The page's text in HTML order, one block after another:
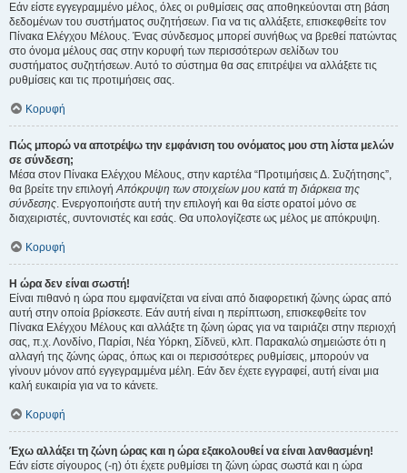
Εάν είστε εγγεγραμμένο μέλος, όλες οι ρυθμίσεις σας αποθηκεύονται στη βάση
δεδομένων του συστήματος συζητήσεων. Για να τις αλλάξετε, επισκεφθείτε τον
Πίνακα Ελέγχου Μέλους. Ένας σύνδεσμος μπορεί συνήθως να βρεθεί πατώντας
στο όνομα μέλους σας στην κορυφή των περισσότερων σελίδων του
συστήματος συζητήσεων. Αυτό το σύστημα θα σας επιτρέψει να αλλάξετε τις
ρυθμίσεις και τις προτιμήσεις σας.
Κορυφή
Πώς μπορώ να αποτρέψω την εμφάνιση του ονόματος μου στη λίστα μελών
σε σύνδεση;
Μέσα στον Πίνακα Ελέγχου Μέλους, στην καρτέλα “Προτιμήσεις Δ. Συζήτησης”,
θα βρείτε την επιλογήΑπόκρυψη των στοιχείων μου κατά τη διάρκεια της
σύνδεσης. Ενεργοποιήστε αυτή την επιλογή και θα είστε ορατοί μόνο σε
διαχειριστές, συντονιστές και εσάς. Θα υπολογίζεστε ως μέλος με απόκρυψη.
Κορυφή
Η ώρα δεν είναι σωστή!
Είναι πιθανό η ώρα που εμφανίζεται να είναι από διαφορετική ζώνης ώρας από
αυτή στην οποία βρίσκεστε. Εάν αυτή είναι η περίπτωση, επισκεφθείτε τον
Πίνακα Ελέγχου Μέλους και αλλάξτε τη ζώνη ώρας για να ταιριάζει στην περιοχή
σας, π.χ. Λονδίνο, Παρίσι, Νέα Υόρκη, Σίδνεϋ, κλπ. Παρακαλώ σημειώστε ότι η
αλλαγή της ζώνης ώρας, όπως και οι περισσότερες ρυθμίσεις, μπορούν να
γίνουν μόνον από εγγεγραμμένα μέλη. Εάν δεν έχετε εγγραφεί, αυτή είναι μια
καλή ευκαιρία για να το κάνετε.
Κορυφή
Έχω αλλάξει τη ζώνη ώρας και η ώρα εξακολουθεί να είναι λανθασμένη!
Εάν είστε σίγουρος (-η) ότι έχετε ρυθμίσει τη ζώνη ώρας σωστά και η ώρα